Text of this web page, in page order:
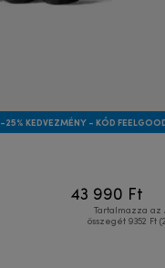
-25% KEDVEZMÉNY - KÓD
43 990 Ft
Tartalmazza az
összegét 9352 Ft